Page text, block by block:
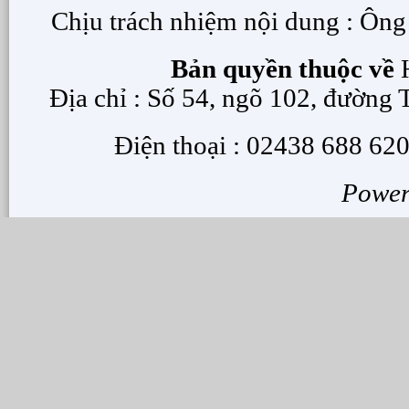
Chịu trách nhiệm nội dung :
Bản quyền thuộc về
Địa chỉ : Số 54, ngõ 102, đường
Điện thoại : 02438 688